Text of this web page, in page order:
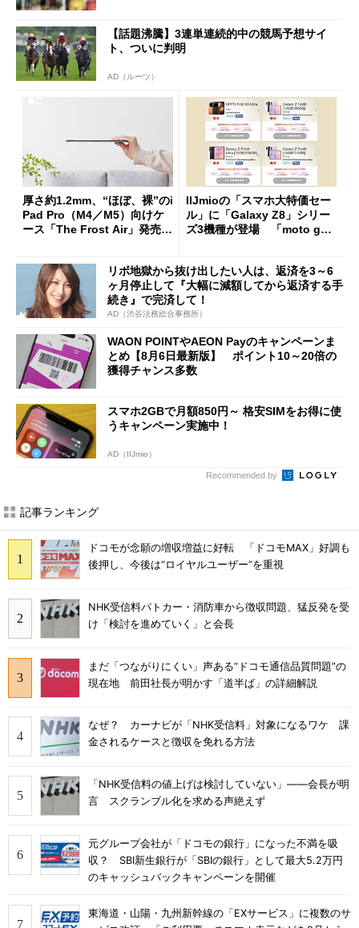
【話題沸騰】3連単連続的中の競馬予想サイ
ト、ついに判明
AD（ルーツ）
厚さ約1.2mm、“ほぼ、裸”のi
Pad Pro（M4／M5）向けケ
ース「The Frost Air」発売
IIJmioの「スマホ大特価セー
ル」に「Galaxy Z8」シリー
ズ3機種が登場 「moto g37
リボ地獄から抜け出したい人は、返済を3～6
ヶ月停止して『大幅に減額してから返済する手
続き』で完済して！
AD（渋谷法務総合事務所）
WAON POINTやAEON Payのキャンペーンま
とめ【8月6日最新版】 ポイント10～20倍の
獲得チャンス多数
スマホ2GBで月額850円～ 格安SIMをお得に使
うキャンペーン実施中！
AD（IIJmio）
Recommended by
記事ランキング
ドコモが念願の増収増益に好転 「ドコモMAX」好調も
後押し、今後は“ロイヤルユーザー”を重視
NHK受信料パトカー・消防車から徴収問題、猛反発を受
け「検討を進めていく」と会長
まだ「つながりにくい」声ある“ドコモ通信品質問題”の
現在地 前田社長が明かす「道半ば」の詳細解説
なぜ？ カーナビが「NHK受信料」対象になるワケ 課
金されるケースと徴収を免れる方法
「NHK受信料の値上げは検討していない」――会長が明
言 スクランブル化を求める声絶えず
元グループ会社が「ドコモの銀行」になった不満を吸
収？ SBI新生銀行が「SBIの銀行」として最大5.2万円
のキャッシュバックキャンペーンを開催
東海道・山陽・九州新幹線の「EXサービス」に複数のサ